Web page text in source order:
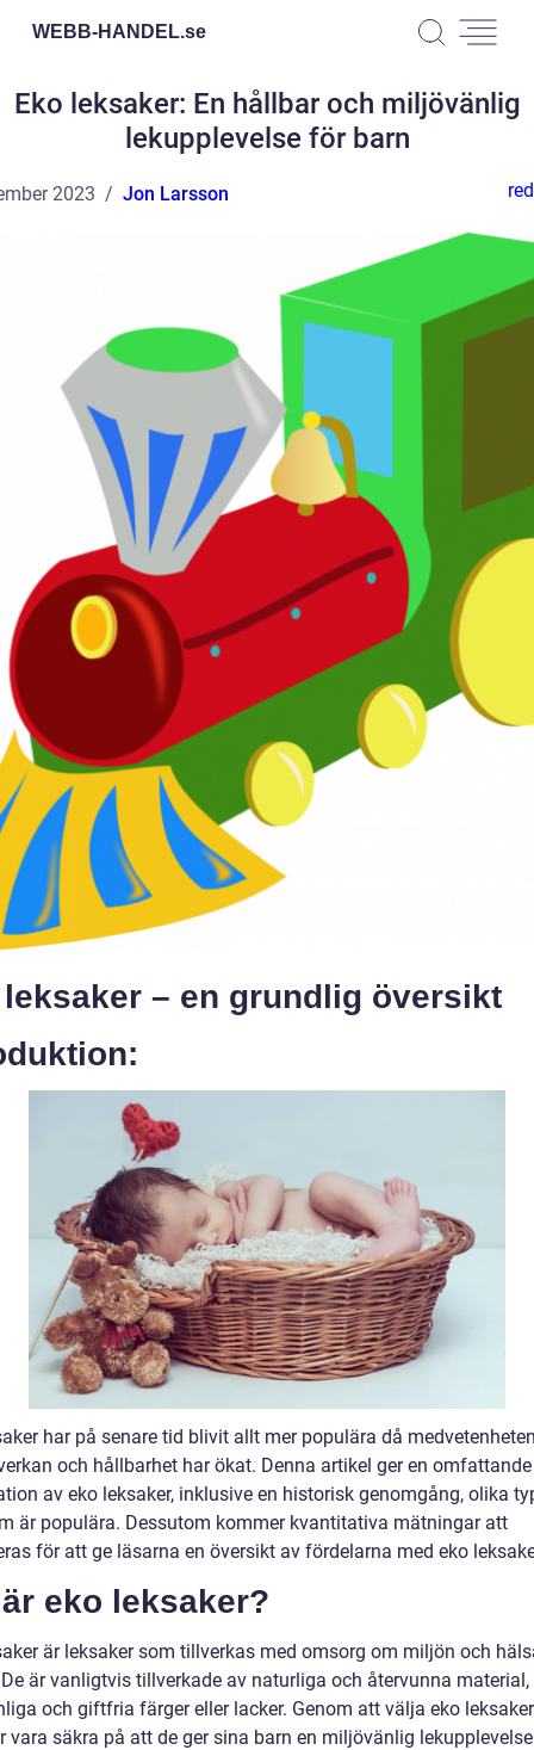
WEBB-HANDEL.se
Eko leksaker: En hållbar och miljövänlig
lekupplevelse för barn
2023 Jon Larsson
– en grundlig översikt
har på senare tid blivit allt mer populära då
och hållbarhet har ökat. Denna artikel ger en omfattande
av eko leksaker, inklusive en historisk genomgång, olika
är populära. Dessutom kommer kvantitativa mätningar att
för att ge läsarna en översikt av fördelarna med eko
eko leksaker?
är leksaker som tillverkas med omsorg om miljön och
är vanligtvis tillverkade av naturliga och återvunna
och giftfria färger eller lacker. Genom att välja eko
vara säkra på att de ger sina barn en miljövänlig